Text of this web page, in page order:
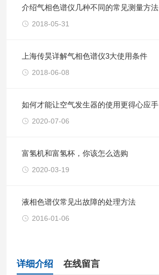
介绍气相色谱仪几种不同的常见测量方法
2018-05-31
上海传昊详解气相色谱仪3大使用条件
2018-06-08
如何才能让空气发生器的使用更得心应手
2020-07-06
富氢机和富氢杯，你该怎么选购
2020-03-19
液相色谱仪常见出故障的处理方法
2016-01-06
详细介绍 在线留言